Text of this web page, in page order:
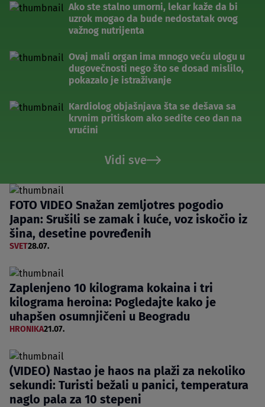
Ako ste stalno umorni, lekar kaže da bi
uzrok mogao da bude nedostatak ovog
važnog nutrijenta
Ovaj mali organ ima mnogo veću ulogu u
dugovečnosti nego što se dosad mislilo,
pokazalo je istraživanje
Kardiolog objašnjava šta se dešava sa
krvnim pritiskom ako sedite ceo dan na
vrućini
Vidi sve
FOTO VIDEO Snažan zemljotres pogodio
Japan: Srušili se zamak i kuće, voz iskočio iz
šina, desetine povređenih
SVET28.07.
Zaplenjeno 10 kilograma kokaina i tri
kilograma heroina: Pogledajte kako je
uhapšen osumnjičeni u Beogradu
HRONIKA21.07.
(VIDEO) Nastao je haos na plaži za nekoliko
sekundi: Turisti bežali u panici, temperatura
naglo pala za 10 stepeni